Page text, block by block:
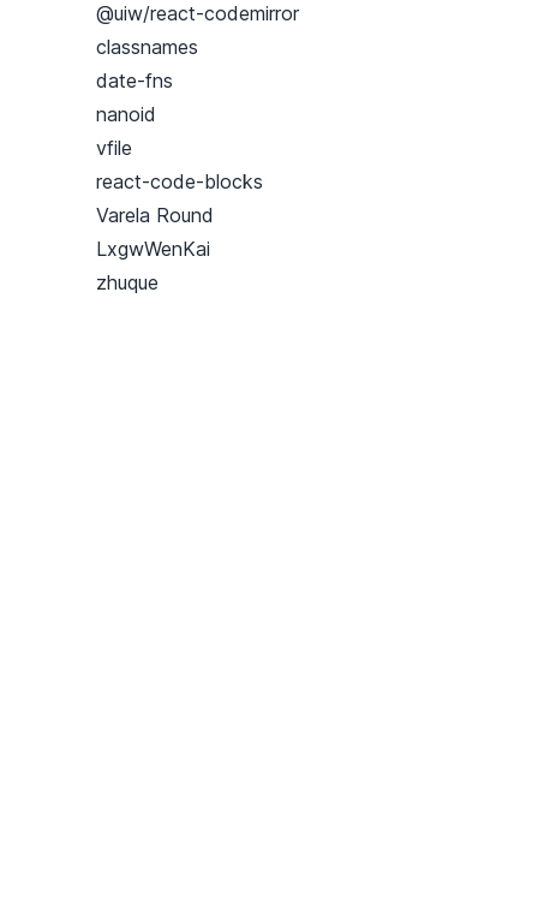
@uiw/react-codemirror
classnames
date-fns
nanoid
vfile
react-code-blocks
Varela Round
LxgwWenKai
zhuque